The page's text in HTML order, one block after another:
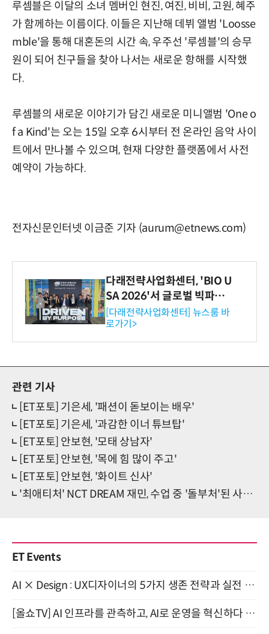
루셈블은 이달의 소녀 멤버인 현진, 여진, 비비, 고원, 혜주
가 함께하는 이름이다. 이들은 지난해 데뷔 앨범 'Loosse
mble'을 통해 대혼돈의 시간 속, 우주선 '루셈블'의 승무
원이 되어 친구들을 찾아 나서는 새로운 항해를 시작했
다.
루셈블의 새로운 이야기가 담긴 새로운 미니앨범 'One o
f a Kind'는 오는 15일 오후 6시부터 전 온라인 음악 사이
트에서 만나볼 수 있으며, 현재 다양한 플랫폼에서 사전
예약이 가능하다.
전자신문인터넷 이금준 기자 (aurum@etnews.com)
다래전략사업화센터, 'BIO U
SA 2026'서 글로벌 빅파마
와의 비즈니스 미팅 지원…K
-바이오 해외 진출 교두보 확
보
[다래전략사업화센터] 뉴스룸 바
로가기>
관련 기사
[ET포토] 기은세, '패션이 돋보이는 배우'
[ET포토] 기은세, '과감한 이너 튜브탑'
[ET포토] 안보현, '모태 상남자'
[ET포토] 안보현, '목에 힘 많이 주고'
[ET포토] 안보현, '화이트 신사'
'최애티처' NCT DREAM 재민, 수업 중 '돌부처'된 사연은?
ET Events
AI × Design : UX디자이너의 5가지 생존 전략과 실전 대응 8월 28일 개최
[올쇼TV] AI 인프라를 관측하고, AI로 운영을 혁신하다 (8월 11일 생방송)